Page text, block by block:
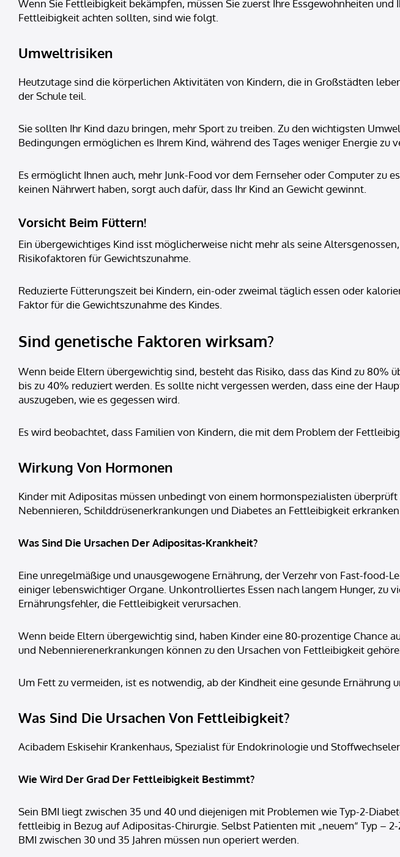
Wenn Sie Fettleibigkeit bekämpfen, müssen Sie zuerst Ihre Essgewohnheiten
Fettleibigkeit achten sollten, sind wie folgt.
Umweltrisiken
Heutzutage sind die körperlichen Aktivitäten von Kindern, die in Großstädten
der Schule teil.
Sie sollten Ihr Kind dazu bringen, mehr Sport zu treiben. Zu den wichtigsten
Bedingungen ermöglichen es Ihrem Kind, während des Tages weniger Energie zu
Es ermöglicht Ihnen auch, mehr Junk-Food vor dem Fernseher oder Computer
keinen Nährwert haben, sorgt auch dafür, dass Ihr Kind an Gewicht gewinnt.
Vorsicht Beim Füttern!
Ein übergewichtiges Kind isst möglicherweise nicht mehr als seine
Risikofaktoren für Gewichtszunahme.
Reduzierte Fütterungszeit bei Kindern, ein-oder zweimal täglich essen oder
Faktor für die Gewichtszunahme des Kindes.
Sind genetische Faktoren wirksam?
Wenn beide Eltern übergewichtig sind, besteht das Risiko, dass das Kind zu
bis zu 40% reduziert werden. Es sollte nicht vergessen werden, dass eine der
auszugeben, wie es gegessen wird.
Es wird beobachtet, dass Familien von Kindern, die mit dem Problem der
Wirkung Von Hormonen
Kinder mit Adipositas müssen unbedingt von einem hormonspezialisten
Nebennieren, Schilddrüsenerkrankungen und Diabetes an Fettleibigkeit erkranken.
Was Sind Die Ursachen Der Adipositas-Krankheit?
Eine unregelmäßige und unausgewogene Ernährung, der Verzehr von Fast-
einiger lebenswichtiger Organe. Unkontrolliertes Essen nach langem Hunger,
Ernährungsfehler, die Fettleibigkeit verursachen.
Wenn beide Eltern übergewichtig sind, haben Kinder eine 80-prozentige Chance
und Nebennierenerkrankungen können zu den Ursachen von Fettleibigkeit
Um Fett zu vermeiden, ist es notwendig, ab der Kindheit eine gesunde Ernährung
Was Sind Die Ursachen Von Fettleibigkeit?
Acibadem Eskisehir Krankenhaus, Spezialist für Endokrinologie und
Wie Wird Der Grad Der Fettleibigkeit Bestimmt?
Sein BMI liegt zwischen 35 und 40 und diejenigen mit Problemen wie Typ-2-
fettleibig in Bezug auf Adipositas-Chirurgie. Selbst Patienten mit „neuem“ Typ
BMI zwischen 30 und 35 Jahren müssen nun operiert werden.